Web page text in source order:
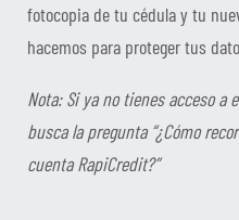
fotocopia de tu cédula y tu
hacemos para proteger tus
Nota: Si ya no tienes acceso a
busca la pregunta “¿Cómo
cuenta RapiCredit?”